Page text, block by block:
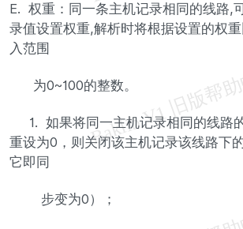
E. 权重：同一条主机记录相同的线路,
录值设置权重,解析时将根据设置的权
入范围
为0~100的整数。
1. 如果将同一主机记录相同的线路
重设为0，则关闭该主机记录该线路下
它即同
步变为0）；